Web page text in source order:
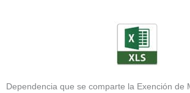
Dependencia que se comparte la Exención de